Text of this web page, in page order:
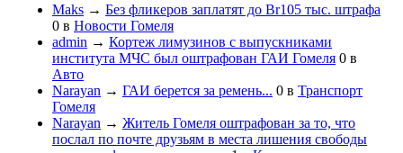
Maks → Без фликеров заплатят до Br105 тыс. штрафа
0 в Новости Гомеля
admin → Кортеж лимузинов с выпускниками
института МЧС был оштрафован ГАИ Гомеля 0 в
Авто
Narayan → ГАИ берется за ремень... 0 в Транспорт
Гомеля
Narayan → Житель Гомеля оштрафован за то, что
послал по почте друзьям в места лишения свободы